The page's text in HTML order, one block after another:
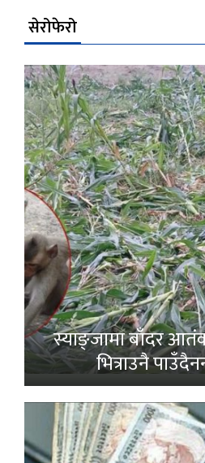
सेरोफेरो
स्याङ्जामा बाँदर
भित्राउनै